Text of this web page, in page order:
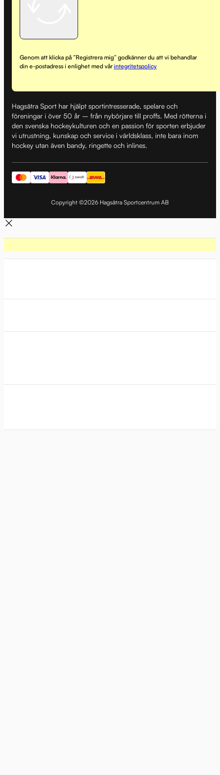
Genom att klicka på ”Registrera mig” godkänner du att vi behandlar
din e-postadress i enlighet med vårintegritetspolicy
Hagsätra Sport har hjälpt sportintresserade, spelare och
föreningar i över 50 år – från nybörjare till proffs. Med rötterna i
den svenska hockeykulturen och en passion för sporten erbjuder
vi utrustning, kunskap och service i världsklass, inte bara inom
hockey utan även bandy, ringette och inlines.
Copyright ©2026 Hagsätra Sportcentrum AB